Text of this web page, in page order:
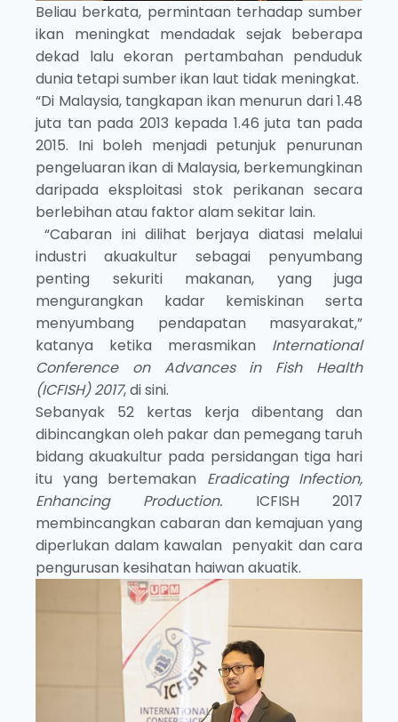
Beliau berkata, permintaan terhadap sumber
ikan meningkat mendadak sejak beberapa
dekad lalu ekoran pertambahan penduduk
dunia tetapi sumber ikan laut tidak meningkat.
“Di Malaysia, tangkapan ikan menurun dari 1.48
juta tan pada 2013 kepada 1.46 juta tan pada
2015. Ini boleh menjadi petunjuk penurunan
pengeluaran ikan di Malaysia, berkemungkinan
daripada eksploitasi stok perikanan secara
berlebihan atau faktor alam sekitar lain.
“Cabaran ini dilihat berjaya diatasi melalui
industri akuakultur sebagai penyumbang
penting sekuriti makanan, yang juga
mengurangkan kadar kemiskinan serta
menyumbang pendapatan masyarakat,”
katanya ketika merasmikan International
Conference on Advances in Fish Health
(ICFISH) 2017, di sini.
Sebanyak 52 kertas kerja dibentang dan
dibincangkan oleh pakar dan pemegang taruh
bidang akuakultur pada persidangan tiga hari
itu yang bertemakan Eradicating Infection,
Enhancing Production. ICFISH 2017
membincangkan cabaran dan kemajuan yang
diperlukan dalam kawalan penyakit dan cara
pengurusan kesihatan haiwan akuatik.